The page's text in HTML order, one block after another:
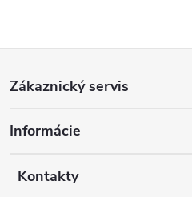
p
Zákaznický servis
Informácie
Kontakty